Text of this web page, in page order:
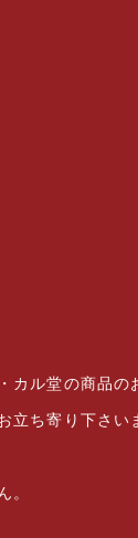
ル堂の商品の
立ち寄り下さい
。